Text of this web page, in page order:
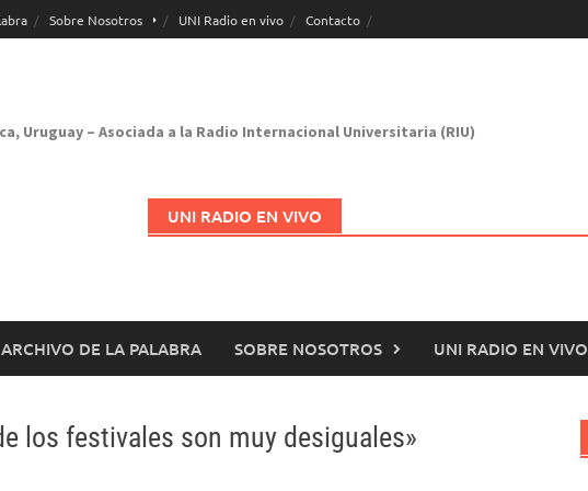
Sobre Nosotros UNI Radio en vivo Contacto
Uruguay – Asociada a la Radio Internacional Universitaria (RIU)
UNI RADIO EN VIVO
ARCHIVO DE LA PALABRA SOBRE NOSOTROS UNI RADIO EN VIVO
los festivales son muy desiguales»